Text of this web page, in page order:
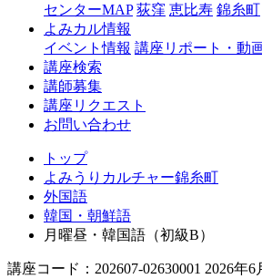
センターMAP 荻窪 恵比寿 錦糸町
よみカル情報
イベント情報 講座リポート・動
講座検索
講師募集
講座リクエスト
お問い合わせ
トップ
よみうりカルチャー錦糸町
外国語
韓国・朝鮮語
月曜昼・韓国語（初級B）
講座コード：202607-02630001 2026年6